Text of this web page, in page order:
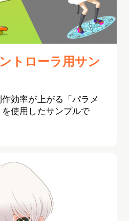
トローラ用サン
効率が上がる「パラメ
使用したサンプルで